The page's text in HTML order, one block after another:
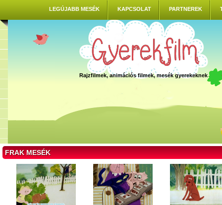
LEGÚJABB MESÉK KAPCSOLAT PARTNEREK
Rajzfilmek, animációs filmek, mesék gyerekeknek
FRAK MESÉK